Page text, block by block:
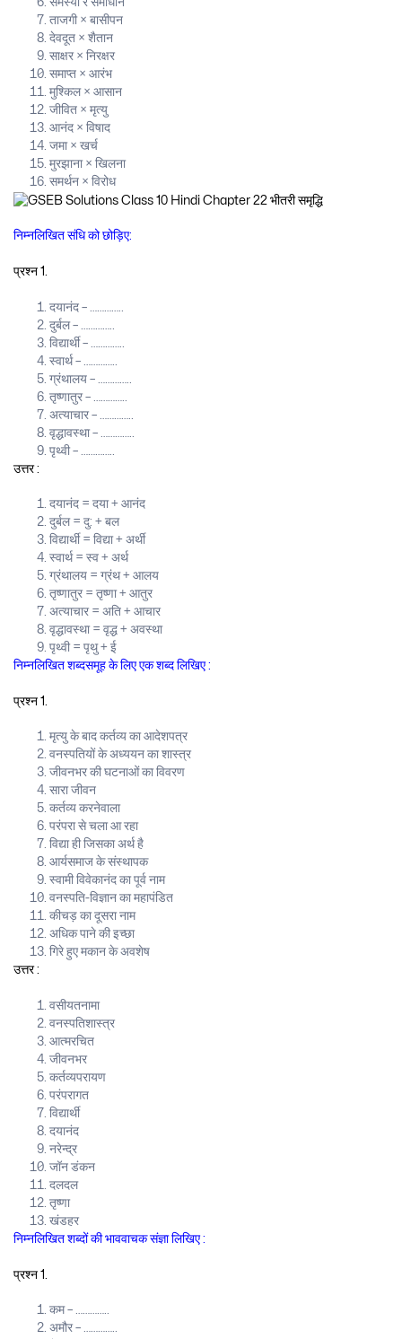
समस्या र समाधान
ताजगी × बासीपन
देवदूत × शैतान
साक्षर × निरक्षर
समाप्त × आरंभ
मुश्किल × आसान
जीवित × मृत्यु
आनंद × विषाद
जमा × खर्च
मुरझाना × खिलना
समर्थन × विरोध
निम्नलिखित संधि को छोड़िए:
प्रश्न 1.
दयानंद – …………..
दुर्बल – …………..
विद्यार्थी – …………..
स्वार्थ – …………..
ग्रंथालय – …………..
तृष्णातुर – …………..
अत्याचार – …………..
वृद्धावस्था – …………..
पृथ्वी – …………..
उत्तर :
दयानंद = दया + आनंद
दुर्बल = दु: + बल
विद्यार्थी = विद्या + अर्थी
स्वार्थ = स्व + अर्थ
ग्रंथालय = ग्रंथ + आलय
तृष्णातुर = तृष्णा + आतुर
अत्याचार = अति + आचार
वृद्धावस्था = वृद्ध + अवस्था
पृथ्वी = पृथु + ई
निम्नलिखित शब्दसमूह के लिए एक शब्द लिखिए :
प्रश्न 1.
मृत्यु के बाद कर्तव्य का आदेशपत्र
वनस्पतियों के अध्ययन का शास्त्र
जीवनभर की घटनाओं का विवरण
सारा जीवन
कर्तव्य करनेवाला
परंपरा से चला आ रहा
विद्या ही जिसका अर्थ है
आर्यसमाज के संस्थापक
स्वामी विवेकानंद का पूर्व नाम
वनस्पति-विज्ञान का महापंडित
कीचड़ का दूसरा नाम
अधिक पाने की इच्छा
गिरे हुए मकान के अवशेष
उत्तर :
वसीयतनामा
वनस्पतिशास्त्र
आत्मरचित
जीवनभर
कर्तव्यपरायण
परंपरागत
विद्यार्थी
दयानंद
नरेन्द्र
जॉन डंकन
दलदल
तृष्णा
खंडहर
निम्नलिखित शब्दों की भाववाचक संज्ञा लिखिए :
प्रश्न 1.
कम – …………..
अमौर – …………..